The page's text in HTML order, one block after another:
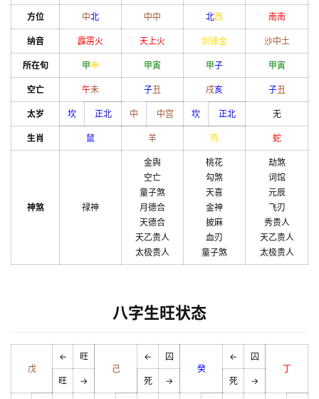
方位 中北 中中 北西 南南
纳音 霹雳火 天上火 剑锋金 沙中土
所在旬 甲申 甲寅 甲子 甲寅
空亡 午未 子丑 戌亥 子丑
太岁 坎 正北 中 中宫 坎 正北 无
生肖 鼠 羊 鸡 蛇
神煞 禄神
金舆
空亡
童子煞
月德合
天德合
天乙贵人
太极贵人
桃花
勾煞
天喜
金神
披麻
血刃
童子煞
劫煞
词馆
元辰
飞刃
秀贵人
天乙贵人
太极贵人
八字生旺状态
戊
←
旺
己
←
囚
癸
←
囚
丁
旺
→ 死 → 死 →